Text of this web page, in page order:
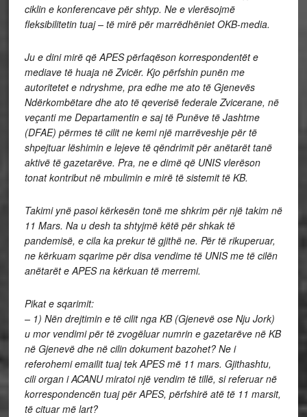
ciklin e konferencave për shtyp. Ne e vlerësojmë
fleksibilitetin tuaj – të mirë për marrëdhëniet OKB-media.
Ju e dini mirë që APES përfaqëson korrespondentët e
mediave të huaja në Zvicër. Kjo përfshin punën me
autoritetet e ndryshme, pra edhe me ato të Gjenevës
Ndërkombëtare dhe ato të qeverisë federale Zvicerane, në
veçanti me Departamentin e saj të Punëve të Jashtme
(DFAE) përmes të cilit ne kemi një marrëveshje për të
shpejtuar lëshimin e lejeve të qëndrimit për anëtarët tanë
aktivë të gazetarëve. Pra, ne e dimë që UNIS vlerëson
tonat kontribut në mbulimin e mirë të sistemit të KB.
Takimi ynë pasoi kërkesën tonë me shkrim për një takim në
11 Mars. Na u desh ta shtyjmë këtë për shkak të
pandemisë, e cila ka prekur të gjithë ne. Për të rikuperuar,
ne kërkuam sqarime për disa vendime të UNIS me të cilën
anëtarët e APES na kërkuan të merremi.
Pikat e sqarimit:
– 1) Nën drejtimin e të cilit nga KB (Gjenevë ose Nju Jork)
u mor vendimi për të zvogëluar numrin e gazetarëve në KB
në Gjenevë dhe në cilin dokument bazohet? Ne i
referohemi emailit tuaj tek APES më 11 mars. Gjithashtu,
cili organ i ACANU miratoi një vendim të tillë, si referuar në
korrespondencën tuaj për APES, përfshirë atë të 11 marsit,
të cituar më lart?